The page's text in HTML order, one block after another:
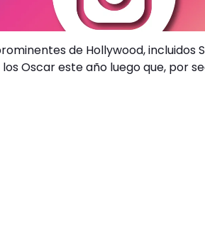
de Hollywood, incluidos
Oscar este año luego que, por